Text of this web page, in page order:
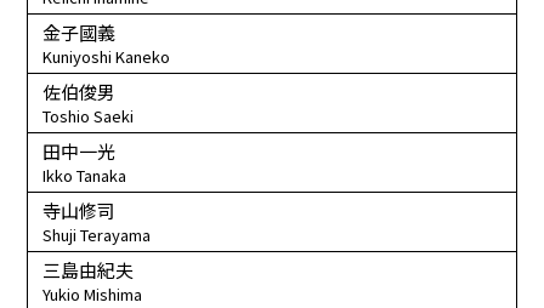
金子國義
Kuniyoshi Kaneko
佐伯俊男
Toshio Saeki
田中一光
Ikko Tanaka
寺山修司
Shuji Terayama
三島由紀夫
Yukio Mishima